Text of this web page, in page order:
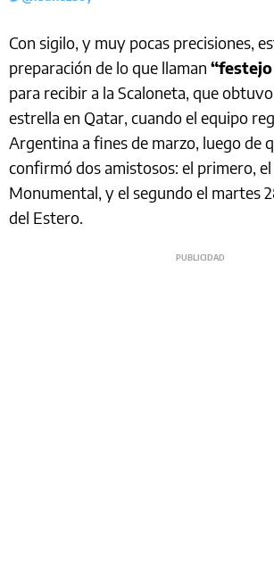
Con sigilo, y muy pocas precisiones,
preparación de lo que llaman
para recibir a la Scaloneta, que
estrella en Qatar, cuando el equipo
Argentina a fines de marzo, luego de
confirmó dos amistosos: el primero, el
Monumental, y el segundo el martes
del Estero.